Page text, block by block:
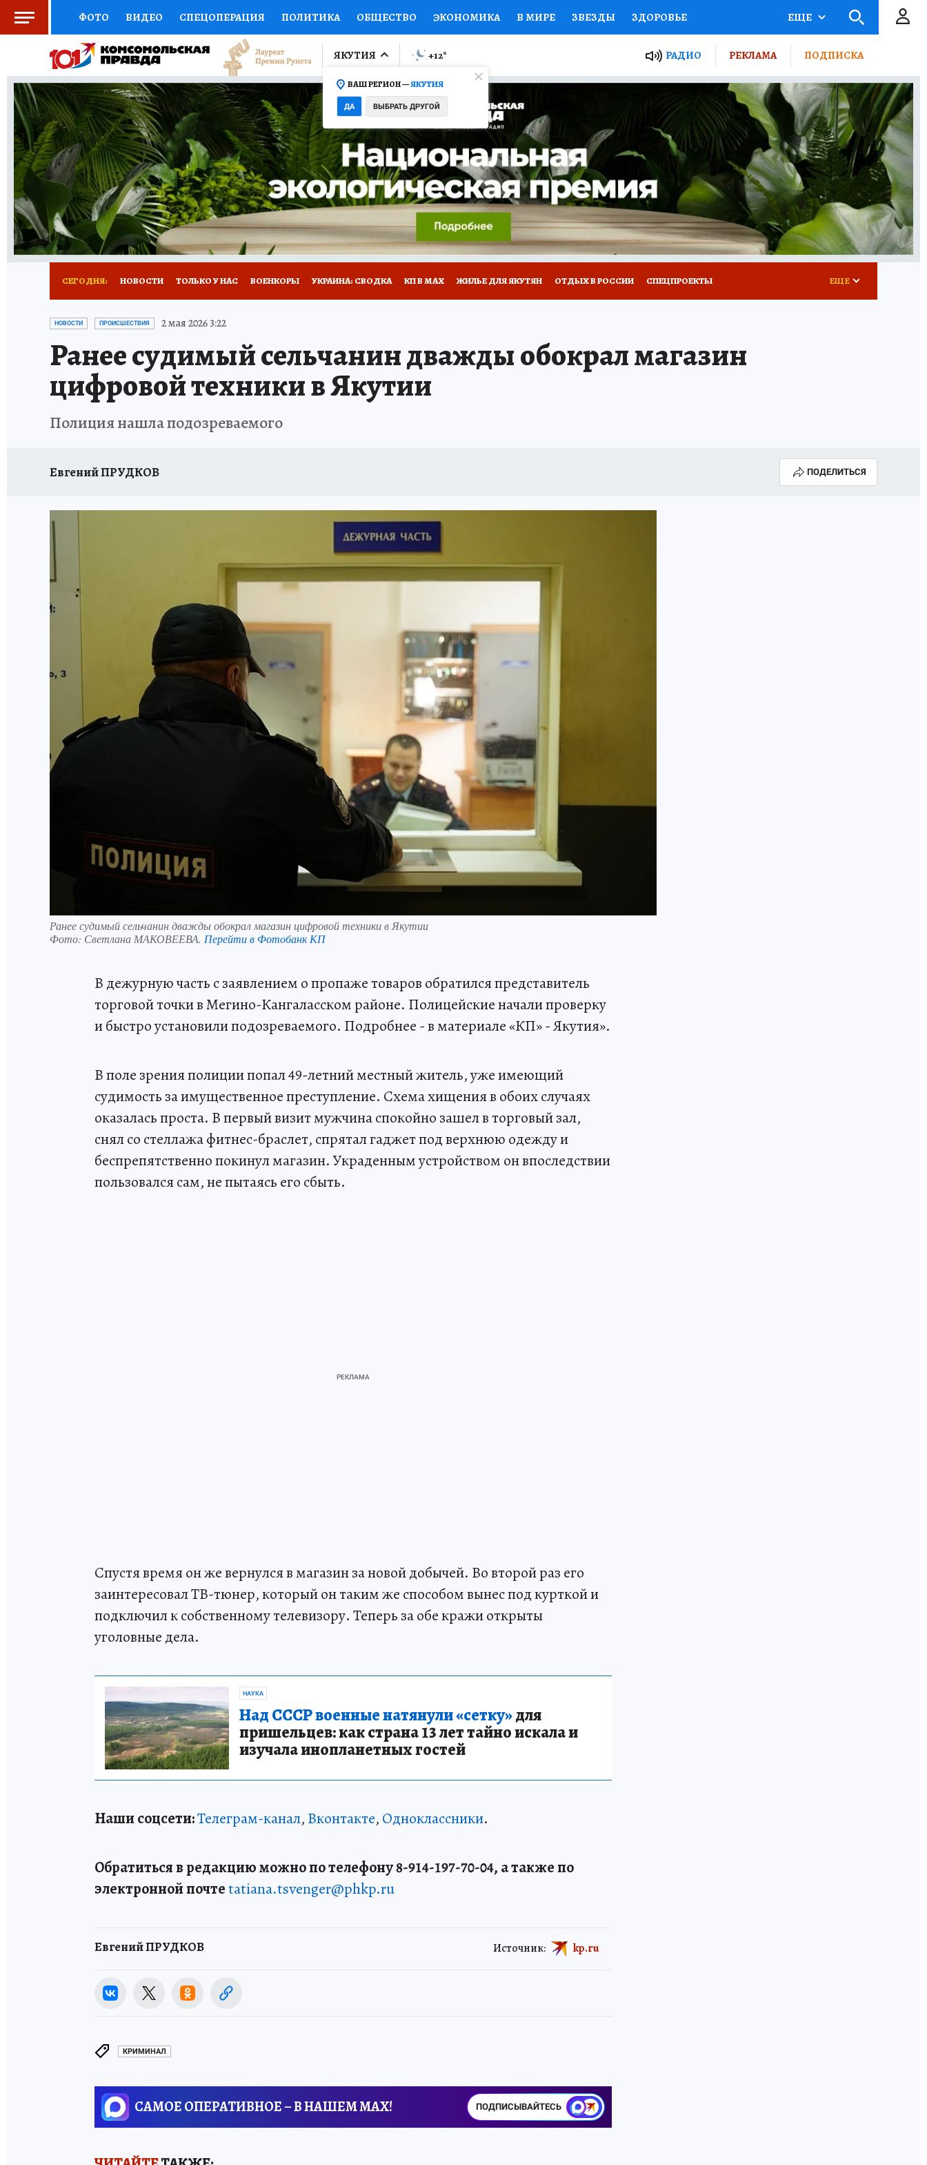
ФОТО ВИДЕО СПЕЦОПЕРАЦИЯ ПОЛИТИКА ОБЩЕСТВО ЭКОНОМИКА В МИРЕ ЗВЕЗДЫ ЗДОРОВЬЕ
СОЦПОДДЕРЖКА НАУКА СПОРТ КОЛУМНИСТЫ ПРОИСШЕСТВИЯ НАЦИОНАЛЬНЫЕ ПРОЕКТЫ РОССИИ
ВЫБОР ЭКСПЕРТОВ ДОКТОР ФИНАНСЫ ОТКРЫВАЕМ МИР Я ЗНАЮ СЕМЬЯ ЖЕНСКИЕ СЕКРЕТЫ ПУТЕВОДИТЕЛЬ
КНИЖНАЯ ПОЛКА ПРОГНОЗЫ НА СПОРТ ПРОМОКОДЫ СЕРИАЛЫ СПЕЦПРОЕКТЫ ДЕФИЦИТ ЖЕЛЕЗА ТУРИЗМ
ПРЕСС-ЦЕНТР НЕДВИЖИМОСТЬ ТЕЛЕВИЗОР КОЛЛЕКЦИИ КОНКУРСЫ РАБОТА У НАС ГИД ПОТРЕБИТЕЛЯ ВСЕ О КП
РАДИО КП РЕКЛАМА ТЕСТЫ НОВОЕ НА САЙТЕ
ЕЩЕ
ЯКУТИЯ
ВАШ РЕГИОН —ЯКУТИЯ
ДА ВЫБРАТЬ ДРУГОЙ
+12° РАДИО РЕКЛАМА ПОДПИСКА
СЕГОДНЯ: НОВОСТИ ТОЛЬКО У НАС ВОЕНКОРЫ УКРАИНА: СВОДКА КП В МАХ ЖИЛЬЕ ДЛЯ ЯКУТЯН ОТДЫХ В РОССИИ СПЕЦПРОЕКТЫ
ЗАПОВЕДНАЯ РОССИЯ
ЕЩЕ
НОВОСТИ ПРОИСШЕСТВИЯ 2 мая 2026 3:22
Ранее судимый сельчанин дважды обокрал магазин
цифровой техники в Якутии
Полиция нашла подозреваемого
Евгений ПРУДКОВ ПОДЕЛИТЬСЯ
Ранее судимый сельчанин дважды обокрал магазин цифровой техники в Якутии
Фото: Светлана МАКОВЕЕВА. Перейти в Фотобанк КП
В дежурную часть с заявлением о пропаже товаров обратился представитель
торговой точки в Мегино-Кангаласском районе. Полицейские начали проверку
и быстро установили подозреваемого. Подробнее - в материале «КП» - Якутия».
В поле зрения полиции попал 49-летний местный житель, уже имеющий
судимость за имущественное преступление. Схема хищения в обоих случаях
оказалась проста. В первый визит мужчина спокойно зашел в торговый зал,
снял со стеллажа фитнес-браслет, спрятал гаджет под верхнюю одежду и
беспрепятственно покинул магазин. Украденным устройством он впоследствии
пользовался сам, не пытаясь его сбыть.
Спустя время он же вернулся в магазин за новой добычей. Во второй раз его
заинтересовал ТВ-тюнер, который он таким же способом вынес под курткой и
подключил к собственному телевизору. Теперь за обе кражи открыты
уголовные дела.
НАУКА
Над СССР военные натянули «сетку»для
пришельцев: как страна 13 лет тайно искала и
изучала инопланетных гостей
Наши соцсети:Телеграм-канал, Вконтакте, Одноклассники.
Обратиться в редакцию можно по телефону 8-914-197-70-04, а также по
электронной почтеtatiana.tsvenger@phkp.ru
Евгений ПРУДКОВ Источник: kp.ru
КРИМИНАЛ
САМОЕ ОПЕРАТИВНОЕ – В НАШЕМ MAX! ПОДПИСЫВАЙТЕСЬ